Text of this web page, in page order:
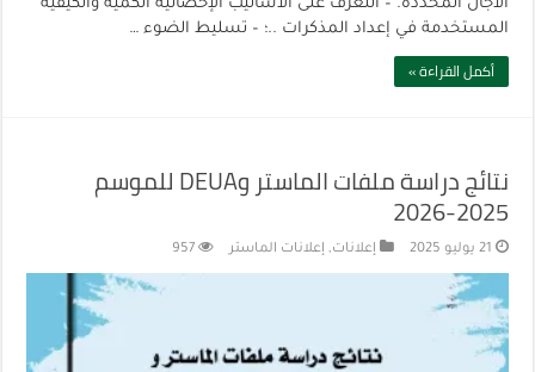
الآجال المحددة. – التعرف على الأساليب الإحصائية الكمية والكيفية
المستخدمة في إعداد المذكرات ..؛ – تسليط الضوء …
أكمل القراءة »
نتائج دراسة ملفات الماستر وDEUA للموسم
2025-2026
21 يوليو 2025 إعلانات, إعلانات الماستر 957